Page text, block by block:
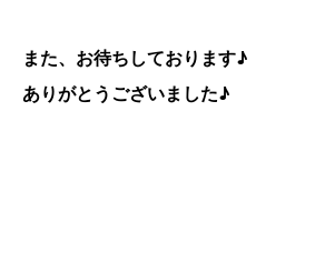
また、お待ちしております♪
ありがとうございました♪